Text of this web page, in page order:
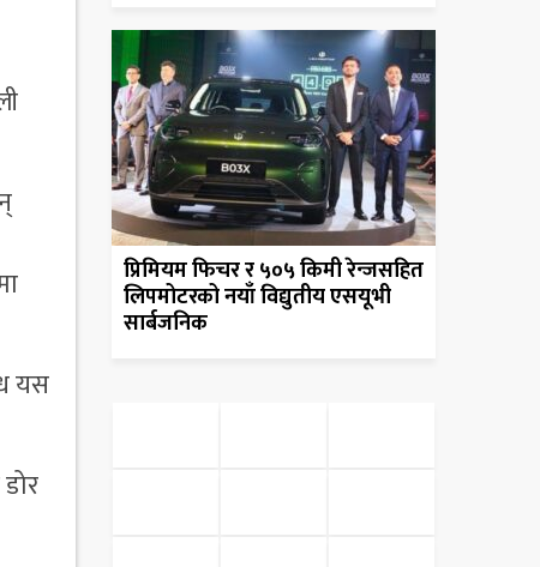
यस
प्रिमियम फिचर र ५०५ किमी रेन्जसहित
लिपमोटरको नयाँ विद्युतीय एसयूभी
सार्बजनिक